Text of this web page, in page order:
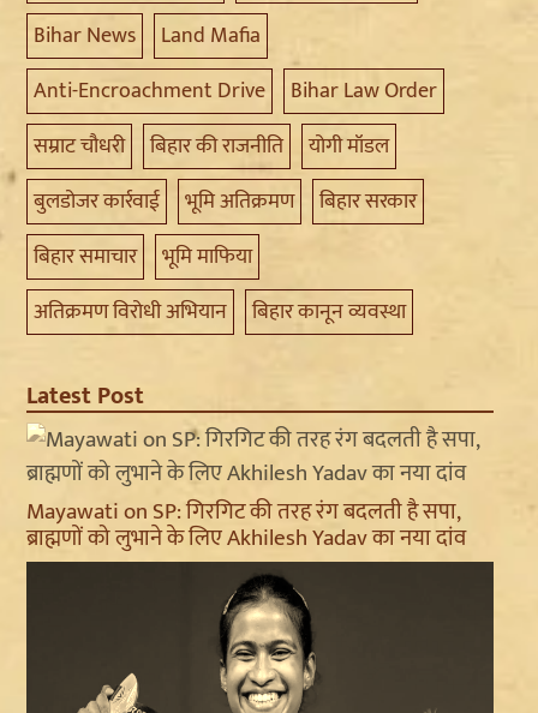
Bihar News
Land Mafia
Anti-Encroachment Drive
Bihar Law Order
सम्राट चौधरी
बिहार की राजनीति
योगी मॉडल
बुलडोजर कार्रवाई
भूमि अतिक्रमण
बिहार सरकार
बिहार समाचार
भूमि माफिया
अतिक्रमण विरोधी अभियान
बिहार कानून व्यवस्था
Latest Post
Mayawati on SP: गिरगिट की तरह रंग बदलती है सपा,
ब्राह्मणों को लुभाने के लिए Akhilesh Yadav का नया दांव